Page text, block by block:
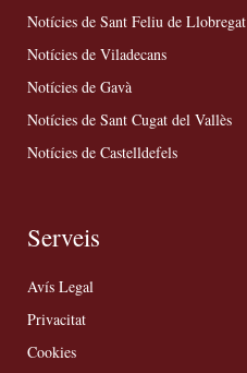
Notícies de Sant Feliu de Llobregat
Notícies de Viladecans
Notícies de Gavà
Notícies de Sant Cugat del Vallès
Notícies de Castelldefels
Serveis
Avís Legal
Privacitat
Cookies